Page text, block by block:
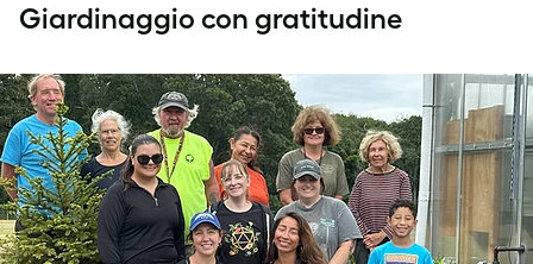
Giardinaggio con gratitudine